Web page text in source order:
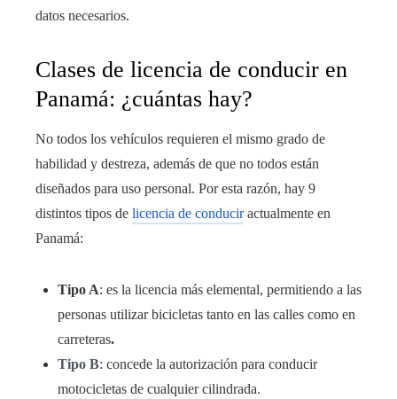
datos necesarios.
Clases de licencia de conducir en
Panamá: ¿cuántas hay?
No todos los vehículos requieren el mismo grado de
habilidad y destreza, además de que no todos están
diseñados para uso personal. Por esta razón, hay 9
distintos tipos de licencia de conduciractualmente en
Panamá:
Tipo A: es la licencia más elemental, permitiendo a las
personas utilizar bicicletas tanto en las calles como en
carreteras.
Tipo B: concede la autorización para conducir
motocicletas de cualquier cilindrada.